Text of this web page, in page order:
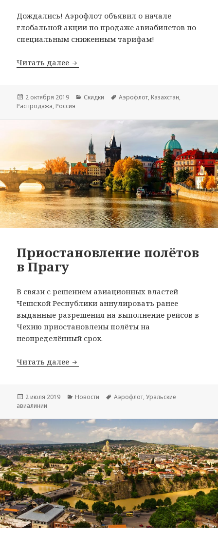
Дождались! Аэрофлот объявил о начале
глобальной акции по продаже авиабилетов по
специальным сниженным тарифам!
Читать далее Глобальная распродажа Аэрофлота
Опубликовано
2 октября 2019 Рубрики
Скидки Метки
Аэрофлот, Казахстан,
Распродажа, Россия
Приостановление полётов
в Прагу
В связи с решением авиационных властей
Чешской Республики аннулировать ранее
выданные разрешения на выполнение рейсов в
Чехию приостановлены полёты на
неопределённый срок.
Читать далее Приостановление полётов в Прагу
Опубликовано
2 июля 2019 Рубрики
Новости Метки
Аэрофлот,Уральские
авиалинии